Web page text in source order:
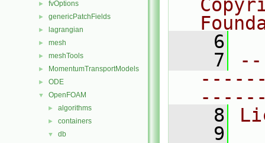
► fvOptions
► genericPatchFields
► lagrangian
► mesh
► meshTools
► MomentumTransportModels
► ODE
▼ OpenFOAM
► algorithms
► containers
▼ db
    6
    7
    8
    9